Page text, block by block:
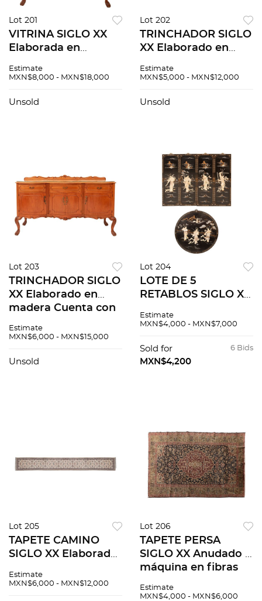
Lot 201
VITRINA SIGLO XX
Elaborada en
con entrepaños de
espejo Con 3 puertas
Estimate
MXN$8,000 - MXN$18,000
Unsold
Lot 202
TRINCHADOR SIGLO
XX Elaborado en
cubierta rectangular
tres de puertas
Estimate
MXN$5,000 - MXN$12,000
Unsold
Lot 203
TRINCHADOR SIGLO
XX Elaborado en
madera Cuenta con
y cubierta de vidrio,
tres cajone...
Estimate
MXN$6,000 - MXN$15,000
Unsold
Lot 204
LOTE DE 5
RETABLOS SIGLO XX
madera ebonizada
madre perla
Decorado con
Estimate
MXN$4,000 - MXN$7,000
6 Bids
Sold for
MXN$4,200
Lot 205
TAPETE CAMINO
SIGLO XX Elaborado
de lana y algodón
Estimate
MXN$6,000 - MXN$12,000
Lot 206
TAPETE PERSA
SIGLO XX Anudado a
máquina en fibras
seda Cuenta con
Estimate
MXN$4,000 - MXN$6,000